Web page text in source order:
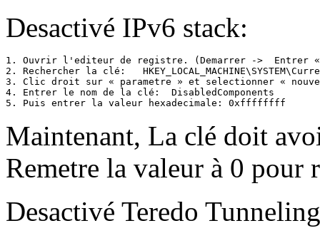
Desactivé IPv6 stack:
1. Ouvrir l'editeur de registre. (Demarrer ->  Entrer
2. Rechercher la clé:
3. Clic droit sur « parametre » et selectionner «
4. Entrer le nom de la clé:  DisabledComponents
5. Puis entrer la valeur hexadecimale: 0xffffffff
Maintenant, La clé doit
Remetre la valeur à 0
Desactivé Teredo